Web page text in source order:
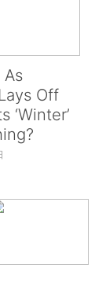
As
Off
‘Winter’